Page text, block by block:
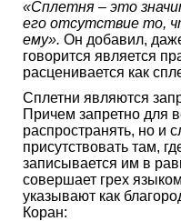
«Сплетня – это
его отсутствие то,
ему». Он добавил,
говорится является
расценивается как
Сплетни являются
Причем запретно для
распространять, но и
присутствовать там,
записывается им в
совершает грех
указывают как
Коран: